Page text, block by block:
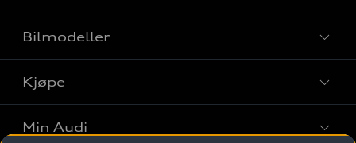
Bilmodeller
Finn din Audi
Sammenlign bilmodeller
Kjøpe
Kjøpshjelp
Min Audi